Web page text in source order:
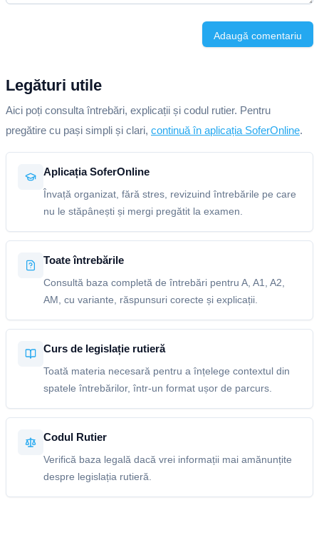
Adaugă comentariu
Legături utile
Aici poți consulta întrebări, explicații și codul rutier. Pentru
pregătire cu pași simpli și clari, continuă în aplicația SoferOnline.
Aplicația SoferOnline
Învață organizat, fără stres, revizuind întrebările pe care
nu le stăpânești și mergi pregătit la examen.
Toate întrebările
Consultă baza completă de întrebări pentru A, A1, A2,
AM, cu variante, răspunsuri corecte și explicații.
Curs de legislație rutieră
Toată materia necesară pentru a înțelege contextul din
spatele întrebărilor, într-un format ușor de parcurs.
Codul Rutier
Verifică baza legală dacă vrei informații mai amănunțite
despre legislația rutieră.